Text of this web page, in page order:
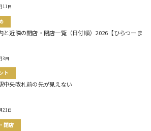
11日
と近隣の開店・閉店一覧（日付順）2026【ひらつーま
3日
ト
中央改札前の先が見えない
21日
閉店